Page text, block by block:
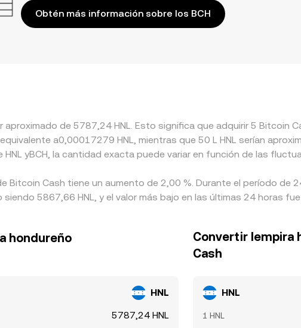
Obtén más información sobre los BCH
aproximado de 5787,24 HNL. Esto significa que adquirir 5 Bitcoin
a0,00017279 HNL, mientras que 50 L HNL serían
yBCH, la cantidad exacta puede variar en función de las
Bitcoin Cash tiene un aumento de 2,00 %. Durante el período de
5867,66 HNL, y el valor más bajo en las últimas 24 horas
hondureño
HNL
5787,24 HNL
Convertir lempira
Cash
HNL
1 HNL